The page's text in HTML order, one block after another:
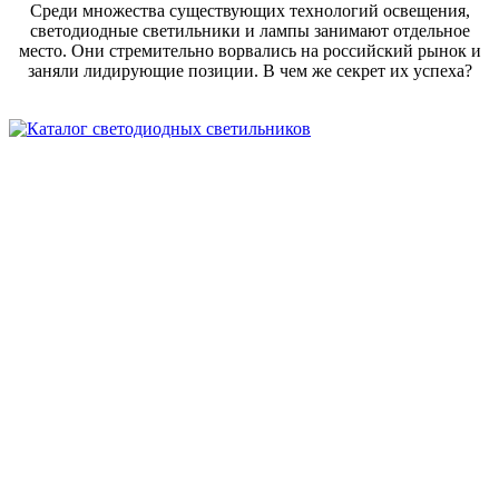
Среди множества существующих технологий освещения,
светодиодные светильники и лампы занимают отдельное
место. Они стремительно ворвались на российский рынок и
заняли лидирующие позиции. В чем же секрет их успеха?